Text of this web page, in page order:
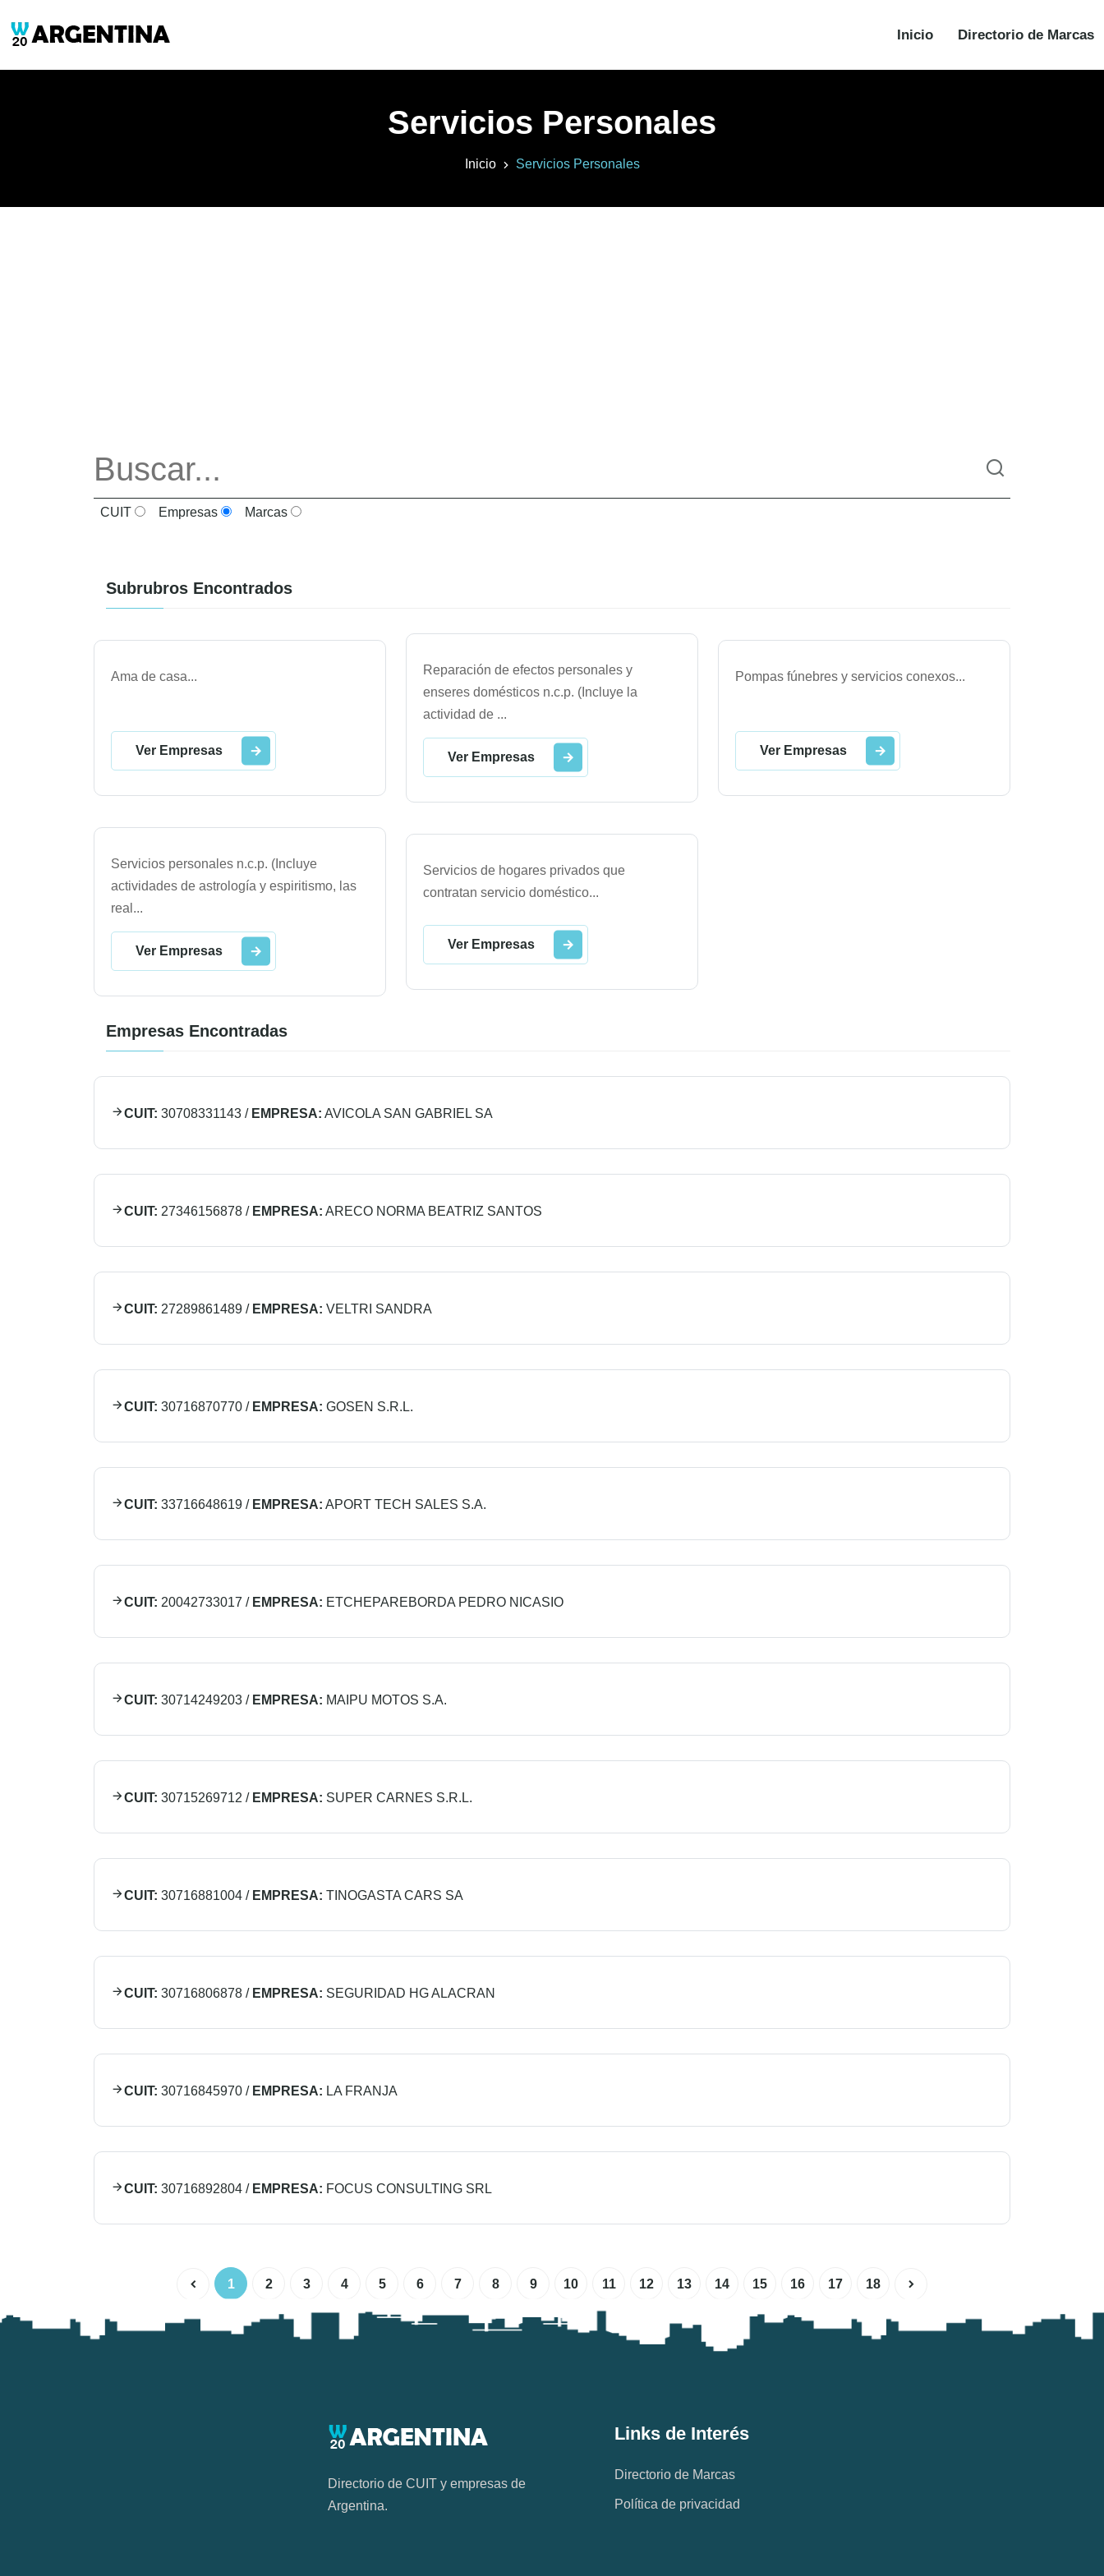
Inicio Directorio de Marcas
Servicios Personales
Inicio Servicios Personales
CUIT Empresas Marcas
Subrubros Encontrados
Ama de casa...
Ver Empresas
Reparación de efectos personales y
enseres domésticos n.c.p. (Incluye la
actividad de ...
Ver Empresas
Pompas fúnebres y servicios conexos...
Ver Empresas
Servicios personales n.c.p. (Incluye
actividades de astrología y espiritismo, las
real ...
Ver Empresas
Servicios de hogares privados que
contratan servicio doméstico...
Ver Empresas
Empresas Encontradas
CUIT: 30708331143 / EMPRESA: AVICOLA SAN GABRIEL SA
CUIT: 27346156878 / EMPRESA: ARECO NORMA BEATRIZ SANTOS
CUIT: 27289861489 / EMPRESA: VELTRI SANDRA
CUIT: 30716870770 / EMPRESA: GOSEN S.R.L.
CUIT: 33716648619 / EMPRESA: APORT TECH SALES S.A.
CUIT: 20042733017 / EMPRESA: ETCHEPAREBORDA PEDRO NICASIO
CUIT: 30714249203 / EMPRESA: MAIPU MOTOS S.A.
CUIT: 30715269712 / EMPRESA: SUPER CARNES S.R.L.
CUIT: 30716881004 / EMPRESA: TINOGASTA CARS SA
CUIT: 30716806878 / EMPRESA: SEGURIDAD HG ALACRAN
CUIT: 30716845970 / EMPRESA: LA FRANJA
CUIT: 30716892804 / EMPRESA: FOCUS CONSULTING SRL
1 2 3 4 5 6 7 8 9 10 11 12 13 14 15 16 17 18
Directorio de CUIT y empresas de
Argentina.
Links de Interés
Directorio de Marcas
Política de privacidad